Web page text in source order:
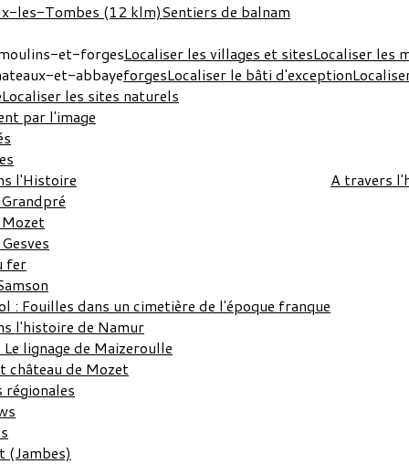
les-Tombes (12 klm)Sentiers de balnam
Localiser les villages et sitesLocaliser les
forgesLocaliser le bâti d'exception
Localiser les sites naturels
par l'image
A travers
l'Histoire
fer
: Fouilles dans un cimetière de l'époque franque
l'histoire de Namur
lignage de Maizeroulle
château de Mozet
(Jambes)